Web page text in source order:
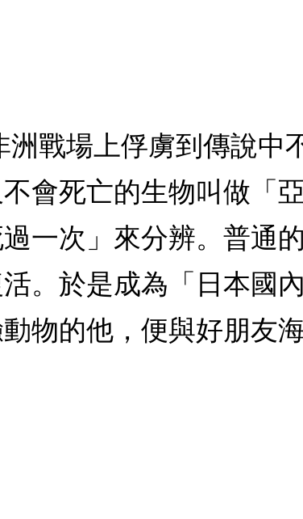
洲戰場上俘虜到傳說中
會死亡的生物叫做「
一次」來分辨。普通
。於是成為「日本國
物的他，便與好朋友